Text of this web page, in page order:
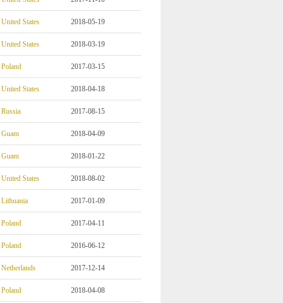
United States 2018-05-19
United States 2018-03-19
Poland 2017-03-15
United States 2018-04-18
Russia 2017-08-15
Guam 2018-04-09
Guam 2018-01-22
United States 2018-08-02
Lithuania 2017-01-09
Poland 2017-04-11
Poland 2016-06-12
Netherlands 2017-12-14
Poland 2018-04-08